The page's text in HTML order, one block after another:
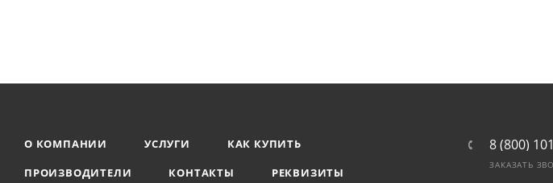
О КОМПАНИИ УСЛУГИ
КАК КУПИТЬ
ПРОИЗВОДИТЕЛИ
КОНТАКТЫ
РЕКВИЗИТЫ
8 (800)
ЗАКАЗАТЬ